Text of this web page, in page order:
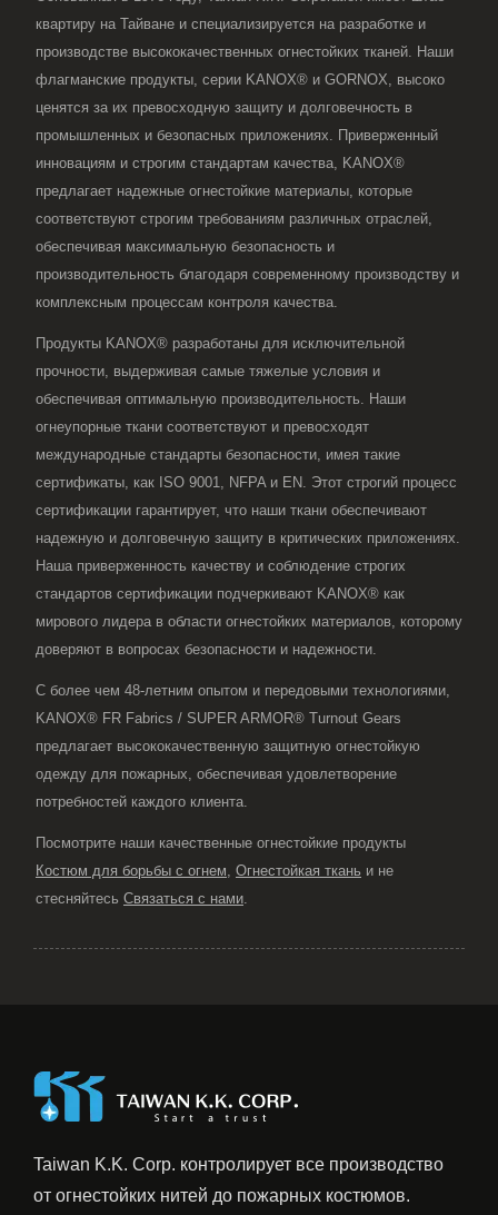
квартиру на Тайване и специализируется на разработке и
производстве высококачественных огнестойких тканей. Наши
флагманские продукты, серии KANOX® и GORNOX, высоко
ценятся за их превосходную защиту и долговечность в
промышленных и безопасных приложениях. Приверженный
инновациям и строгим стандартам качества, KANOX®
предлагает надежные огнестойкие материалы, которые
соответствуют строгим требованиям различных отраслей,
обеспечивая максимальную безопасность и
производительность благодаря современному производству и
комплексным процессам контроля качества.
Продукты KANOX® разработаны для исключительной
прочности, выдерживая самые тяжелые условия и
обеспечивая оптимальную производительность. Наши
огнеупорные ткани соответствуют и превосходят
международные стандарты безопасности, имея такие
сертификаты, как ISO 9001, NFPA и EN. Этот строгий процесс
сертификации гарантирует, что наши ткани обеспечивают
надежную и долговечную защиту в критических приложениях.
Наша приверженность качеству и соблюдение строгих
стандартов сертификации подчеркивают KANOX® как
мирового лидера в области огнестойких материалов, которому
доверяют в вопросах безопасности и надежности.
С более чем 48-летним опытом и передовыми технологиями,
KANOX® FR Fabrics / SUPER ARMOR® Turnout Gears
предлагает высококачественную защитную огнестойкую
одежду для пожарных, обеспечивая удовлетворение
потребностей каждого клиента.
Посмотрите наши качественные огнестойкие продукты
Костюм для борьбы с огнем, Огнестойкая ткань и не
стесняйтесь Связаться с нами.
Taiwan K.K. Corp. контролирует все производство
от огнестойких нитей до пожарных костюмов.